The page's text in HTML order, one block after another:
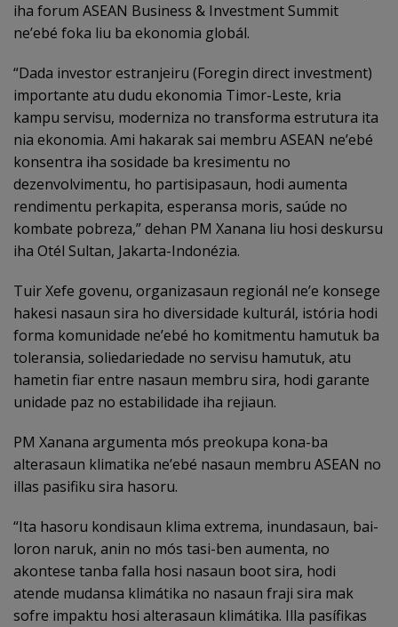
iha forum ASEAN Business & Investment Summit
ne’ebé foka liu ba ekonomia globál.
“Dada investor estranjeiru (Foregin direct investment)
importante atu dudu ekonomia Timor-Leste, kria
kampu servisu, moderniza no transforma estrutura ita
nia ekonomia. Ami hakarak sai membru ASEAN ne’ebé
konsentra iha sosidade ba kresimentu no
dezenvolvimentu, ho partisipasaun, hodi aumenta
rendimentu perkapita, esperansa moris, saúde no
kombate pobreza,” dehan PM Xanana liu hosi deskursu
iha Otél Sultan, Jakarta-Indonézia.
Tuir Xefe govenu, organizasaun regionál ne’e konsege
hakesi nasaun sira ho diversidade kulturál, istória hodi
forma komunidade ne’ebé ho komitmentu hamutuk ba
toleransia, soliedariedade no servisu hamutuk, atu
hametin fiar entre nasaun membru sira, hodi garante
unidade paz no estabilidade iha rejiaun.
PM Xanana argumenta mós preokupa kona-ba
alterasaun klimatika ne’ebé nasaun membru ASEAN no
illas pasifiku sira hasoru.
“Ita hasoru kondisaun klima extrema, inundasaun, bai-
loron naruk, anin no mós tasi-ben aumenta, no
akontese tanba falla hosi nasaun boot sira, hodi
atende mudansa klimátika no nasaun fraji sira mak
sofre impaktu hosi alterasaun klimátika. Illa pasífikas